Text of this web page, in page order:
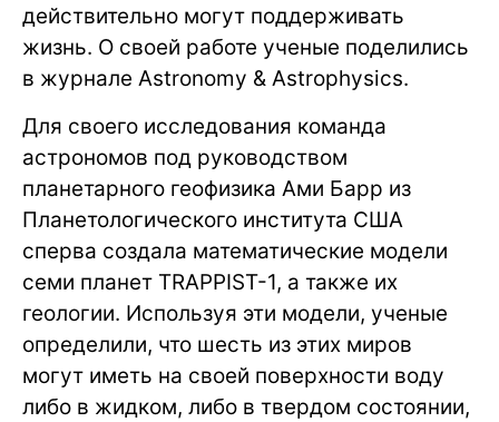
действительно могут поддерживать
жизнь. О своей работе ученые поделились
в журнале Astronomy & Astrophysics.
Для своего исследования команда
астрономов под руководством
планетарного геофизика Ами Барр из
Планетологического института США
сперва создала математические модели
семи планет TRAPPIST-1, а также их
геологии. Используя эти модели, ученые
определили, что шесть из этих миров
могут иметь на своей поверхности воду
либо в жидком, либо в твердом состоянии,